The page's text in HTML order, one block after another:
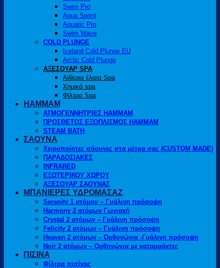
Swim Pro
Aqua Sprint
Aquatic Pro
Swim Wave
COLD PLUNGE
Iceland Cold Plunge EU
Arctic Cold Plunge
ΑΞΕΣΟΥΑΡ SPA
Αιθέρια έλαια Spa
Χημικά spa
Φίλτρα Spa
HAMMAM
ΑΤΜΟΓΕΝΝΗΤΡΙΕΣ HAMMAM
ΠΡΟΣΘΕΤΟΣ ΕΞΟΠΛΙΣΜΟΣ HAMMAM
STEAM BATH
ΣΑΟΥΝΑ
Χειροποίητες σάουνες στα μέτρα σας (CUSTOM MADE)
ΠΑΡΑΔΟΣΙΑΚΕΣ
INFRARED
ΕΞΩΤΕΡΙΚΟΥ ΧΩΡΟΥ
ΑΞΕΣΟΥΑΡ ΣΑΟΥΝΑΣ
ΜΠΑΝΙΕΡΕΣ ΥΔΡΟΜΑΣΑΖ
Serenity 1 ατόμου – Γυάλινη πρόσοψη
Harmony 2 ατόμων Γωνιακή
Crystal 2 ατόμων – Γυάλινη πρόσοψη
Felicity 2 ατόμων – Γυάλινη πρόσοψη
Heaven 2 ατόμων – Ορθογώνια -Γυάλινη πρόσοψη
Noir 2 ατόμων – Ορθογώνια με καταρράκτες
ΠΙΣΙΝΑ
Φίλτρα πισίνας